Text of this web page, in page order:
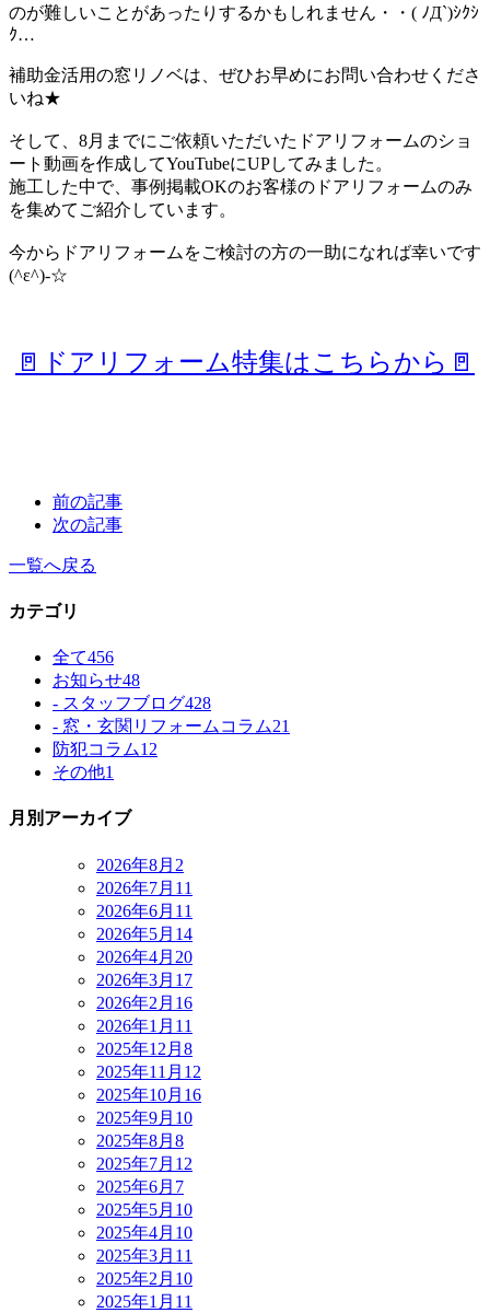
のが難しいことがあったりするかもしれません・・( ﾉД`)ｼｸｼ
ｸ…
補助金活用の窓リノベは、ぜひお早めにお問い合わせくださ
いね★
そして、8月までにご依頼いただいたドアリフォームのショ
ート動画を作成してYouTubeにUPしてみました。
施工した中で、事例掲載OKのお客様のドアリフォームのみ
を集めてご紹介しています。
今からドアリフォームをご検討の方の一助になれば幸いです
(^ε^)-☆
🚪ドアリフォーム特集はこちらから🚪
前の記事
次の記事
一覧へ戻る
カテゴリ
全て456
お知らせ48
- スタッフブログ428
- 窓・玄関リフォームコラム21
防犯コラム12
その他1
月別アーカイブ
2026年8月 2
2026年7月 11
2026年6月 11
2026年5月 14
2026年4月 20
2026年3月 17
2026年2月 16
2026年1月 11
2025年12月 8
2025年11月 12
2025年10月 16
2025年9月 10
2025年8月 8
2025年7月 12
2025年6月 7
2025年5月 10
2025年4月 10
2025年3月 11
2025年2月 10
2025年1月 11